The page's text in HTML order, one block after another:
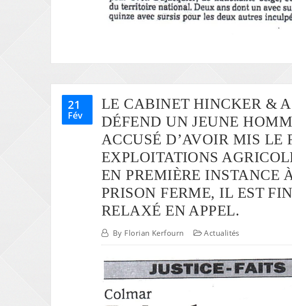
21
Fév
LE CABINET HINCKER &
DÉFEND UN JEUNE
ACCUSÉ D’AVOIR MIS LE
EXPLOITATIONS
EN PREMIÈRE INSTANCE
PRISON FERME, IL EST
RELAXÉ EN APPEL.
By Florian Kerfourn Actualités